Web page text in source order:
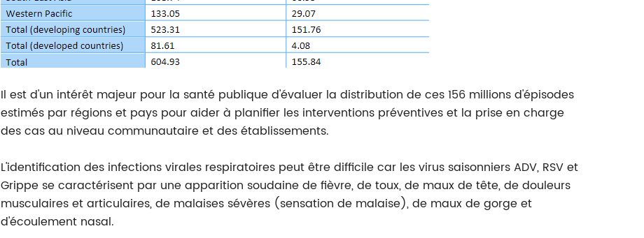
Il est d'un intérêt majeur pour la santé publique d'évaluer la distribution de ces 156 millions d'épisodes
estimés par régions et pays pour aider à planifier les interventions préventives et la prise en charge
des cas au niveau communautaire et des établissements.
L'identification des infections virales respiratoires peut être difficile car les virus saisonniers ADV, RSV et
Grippe se caractérisent par une apparition soudaine de fièvre, de toux, de maux de tête, de douleurs
musculaires et articulaires, de malaises sévères (sensation de malaise), de maux de gorge et
d'écoulement nasal.